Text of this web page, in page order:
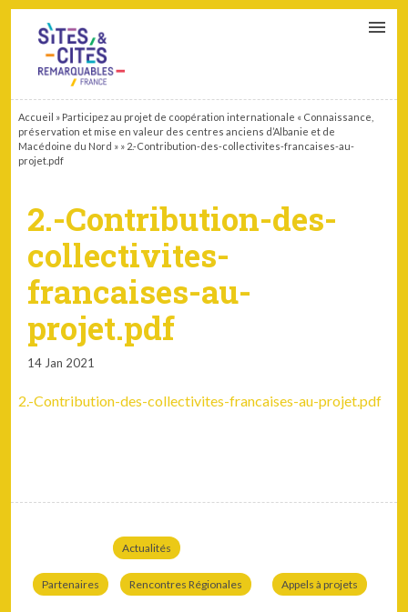
Accueil » Participez au projet de coopération internationale « Connaissance,
préservation et mise en valeur des centres anciens d’Albanie et de
Macédoine du Nord » » 2.-Contribution-des-collectivites-francaises-au-
projet.pdf
2.-Contribution-des-
collectivites-
francaises-au-
projet.pdf
14 Jan 2021
2.-Contribution-des-collectivites-francaises-au-projet.pdf
Actualités
Partenaires Rencontres Régionales Appels à projets